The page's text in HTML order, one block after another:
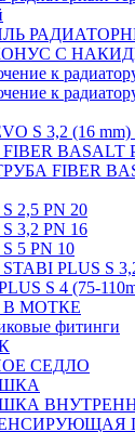
С
к
к
S 3,2 (16 mm)
BASALT
FIBER
2,5 PN 20
3,2 PN 16
5 PN 10
PLUS S
S 4 (75-
В МОТКЕ
фитинги
СЕДЛО